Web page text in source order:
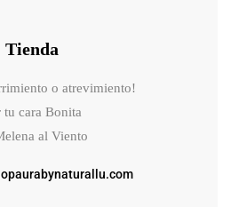
Tienda
o atrevimiento!
tu cara Bonita
al Viento